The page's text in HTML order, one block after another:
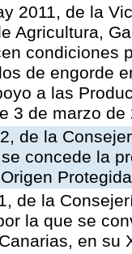
2011, de la
Agricultura,
condiciones
de engorde
a las
3 de marzo de
de la
concede la
de la
la que se
en su